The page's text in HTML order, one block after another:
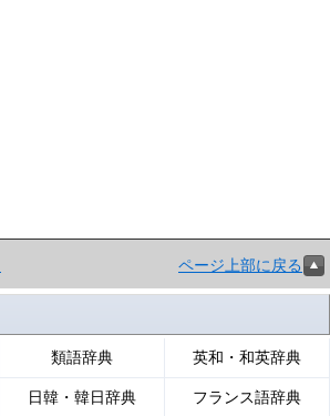
ページ上部に戻る
類語辞典 英和・和英辞典
日韓・韓日辞典 フランス語辞典